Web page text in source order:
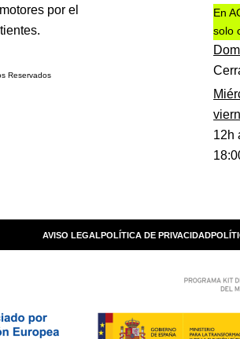
por el
Reservados
En
solo
12h
AVISO LEGALPOLÍTICA DE PRIVACIDAD